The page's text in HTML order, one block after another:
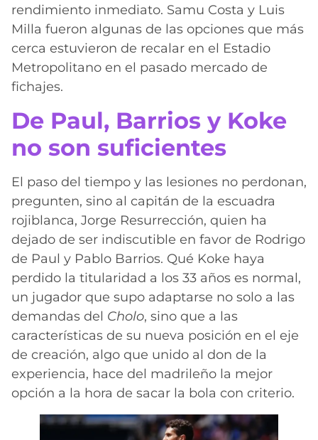
rendimiento inmediato. Samu Costa y Luis
Milla fueron algunas de las opciones que más
cerca estuvieron de recalar en el Estadio
Metropolitano en el pasado mercado de
fichajes.
De Paul, Barrios y Koke
no son suficientes
El paso del tiempo y las lesiones no perdonan,
pregunten, sino al capitán de la escuadra
rojiblanca, Jorge Resurrección, quien ha
dejado de ser indiscutible en favor de Rodrigo
de Paul y Pablo Barrios. Qué Koke haya
perdido la titularidad a los 33 años es normal,
un jugador que supo adaptarse no solo a las
demandas del Cholo, sino que a las
características de su nueva posición en el eje
de creación, algo que unido al don de la
experiencia, hace del madrileño la mejor
opción a la hora de sacar la bola con criterio.